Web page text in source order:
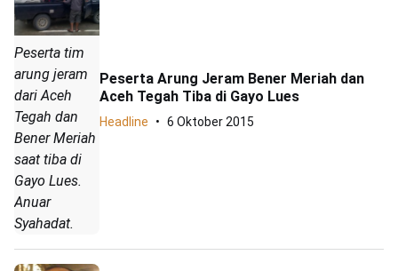
Peserta tim
arung jeram
dari Aceh
Tegah dan
Bener Meriah
saat tiba di
Gayo Lues.
Anuar
Syahadat.
Peserta Arung Jeram Bener Meriah dan
Aceh Tegah Tiba di Gayo Lues
Headline 6 Oktober 2015